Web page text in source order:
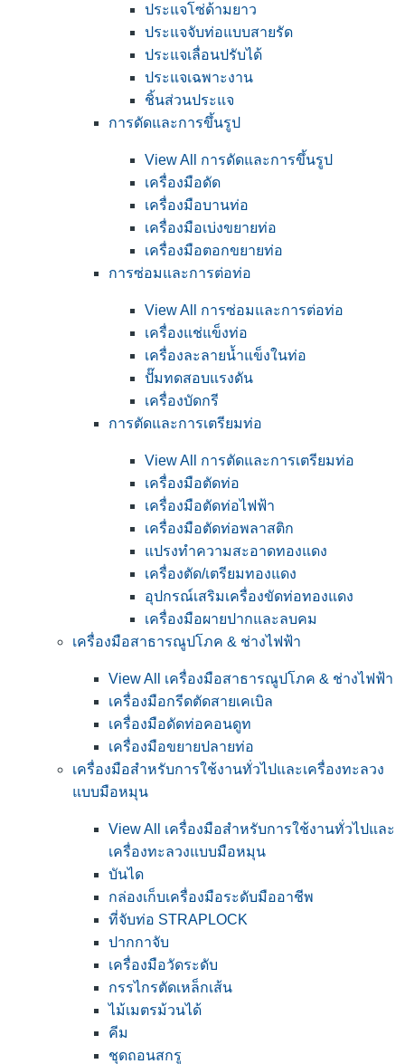
ประแจโซ่ด้ามยาว
ประแจจับท่อแบบสายรัด
ประแจเลื่อนปรับได้
ประแจเฉพาะงาน
ชิ้นส่วนประแจ
การดัดและการขึ้นรูป
View All การดัดและการขึ้นรูป
เครื่องมือดัด
เครื่องมือบานท่อ
เครื่องมือเบ่งขยายท่อ
เครื่องมือตอกขยายท่อ
การซ่อมและการต่อท่อ
View All การซ่อมและการต่อท่อ
เครื่องแช่แข็งท่อ
เครื่องละลายน้ำแข็งในท่อ
ปั๊มทดสอบแรงดัน
เครื่องบัดกรี
การตัดและการเตรียมท่อ
View All การตัดและการเตรียมท่อ
เครื่องมือตัดท่อ
เครื่องมือตัดท่อไฟฟ้า
เครื่องมือตัดท่อพลาสติก
แปรงทำความสะอาดทองแดง
เครื่องตัด/เตรียมทองแดง
อุปกรณ์เสริมเครื่องขัดท่อทองแดง
เครื่องมือผายปากและลบคม
เครื่องมือสาธารณูปโภค & ช่างไฟฟ้า
View All เครื่องมือสาธารณูปโภค & ช่างไฟฟ้า
เครื่องมือกรีดตัดสายเคเบิล
เครื่องมือดัดท่อคอนดูท
เครื่องมือขยายปลายท่อ
เครื่องมือสำหรับการใช้งานทั่วไปและเครื่องทะลวง
แบบมือหมุน
View All เครื่องมือสำหรับการใช้งานทั่วไปและ
เครื่องทะลวงแบบมือหมุน
บันได
กล่องเก็บเครื่องมือระดับมืออาชีพ
ที่จับท่อ STRAPLOCK
ปากกาจับ
เครื่องมือวัดระดับ
กรรไกรตัดเหล็กเส้น
ไม้เมตรม้วนได้
คีม
ชุดถอนสกรู